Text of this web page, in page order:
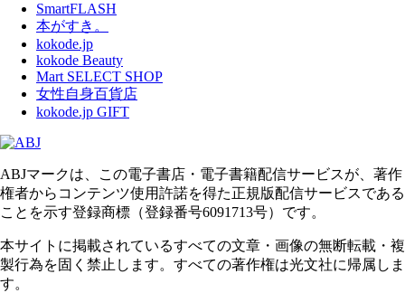
SmartFLASH
本がすき。
kokode.jp
kokode Beauty
Mart SELECT SHOP
女性自身百貨店
kokode.jp GIFT
ABJマークは、この電子書店・電子書籍配信サービスが、著作
権者からコンテンツ使用許諾を得た正規版配信サービスである
ことを示す登録商標（登録番号6091713号）です。
本サイトに掲載されているすべての文章・画像の無断転載・複
製行為を固く禁止します。すべての著作権は光文社に帰属しま
す。